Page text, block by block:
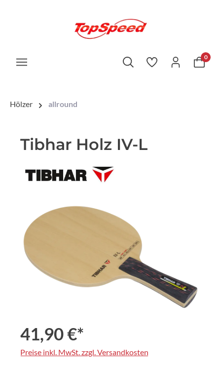
0
Hölzer allround
Tibhar Holz IV-L
Bildergalerie überspringen
41,90 €*
Preise inkl. MwSt. zzgl. Versandkosten